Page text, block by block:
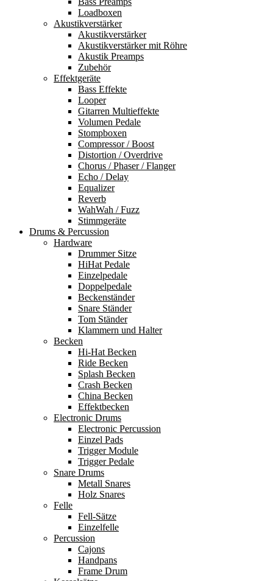
Loadboxen
Akustikverstärker
Akustikverstärker
Akustikverstärker mit Röhre
Akustik Preamps
Zubehör
Effektgeräte
Bass Effekte
Looper
Gitarren Multieffekte
Volumen Pedale
Stompboxen
Compressor / Boost
Distortion / Overdrive
Chorus / Phaser / Flanger
Echo / Delay
Equalizer
Reverb
WahWah / Fuzz
Stimmgeräte
Drums & Percussion
Hardware
Drummer Sitze
HiHat Pedale
Einzelpedale
Doppelpedale
Beckenständer
Snare Ständer
Tom Ständer
Klammern und Halter
Becken
Hi-Hat Becken
Ride Becken
Splash Becken
Crash Becken
China Becken
Effektbecken
Electronic Drums
Electronic Percussion
Einzel Pads
Trigger Module
Trigger Pedale
Snare Drums
Metall Snares
Holz Snares
Felle
Fell-Sätze
Einzelfelle
Percussion
Cajons
Handpans
Frame Drum